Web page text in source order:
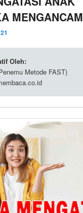
MENGANCAM
Oleh:
Metode FAST)